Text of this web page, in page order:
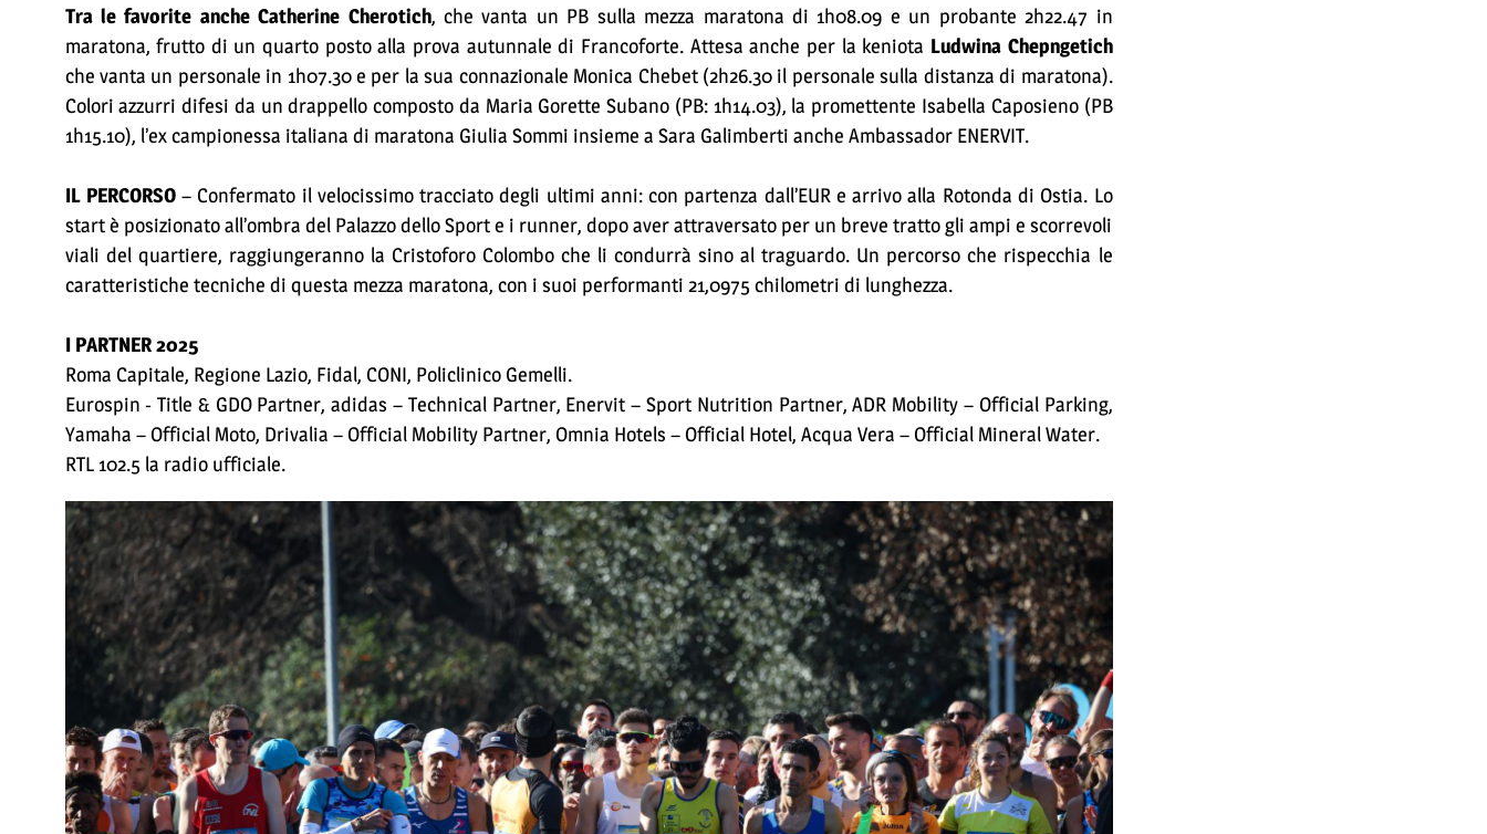
Tra le favorite anche Catherine Cherotich, che vanta un PB sulla mezza maratona di 1h08.09 e un probante 2h22.47 in
maratona, frutto di un quarto posto alla prova autunnale di Francoforte. Attesa anche per la keniota Ludwina Chepngetich
che vanta un personale in 1h07.30 e per la sua connazionale Monica Chebet (2h26.30 il personale sulla distanza di maratona).
Colori azzurri difesi da un drappello composto da Maria Gorette Subano (PB: 1h14.03), la promettente Isabella Caposieno (PB
1h15.10), l’ex campionessa italiana di maratona Giulia Sommi insieme a Sara Galimberti anche Ambassador ENERVIT.
IL PERCORSO– Confermato il velocissimo tracciato degli ultimi anni: con partenza dall’EUR e arrivo alla Rotonda di Ostia. Lo
start è posizionato all’ombra del Palazzo dello Sport e i runner, dopo aver attraversato per un breve tratto gli ampi e scorrevoli
viali del quartiere, raggiungeranno la Cristoforo Colombo che li condurrà sino al traguardo. Un percorso che rispecchia le
caratteristiche tecniche di questa mezza maratona, con i suoi performanti 21,0975 chilometri di lunghezza.
I PARTNER 2025
Roma Capitale, Regione Lazio, Fidal, CONI, Policlinico Gemelli.
Eurospin - Title & GDO Partner, adidas – Technical Partner, Enervit – Sport Nutrition Partner, ADR Mobility – Official Parking,
Yamaha – Official Moto, Drivalia – Official Mobility Partner, Omnia Hotels – Official Hotel, Acqua Vera – Official Mineral Water.
RTL 102.5 la radio ufficiale.